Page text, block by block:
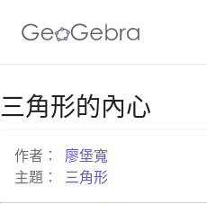
Google Classroom
GeoGebra Classroom
三角形的內心
作者：
廖堡寬
主題：
三角形